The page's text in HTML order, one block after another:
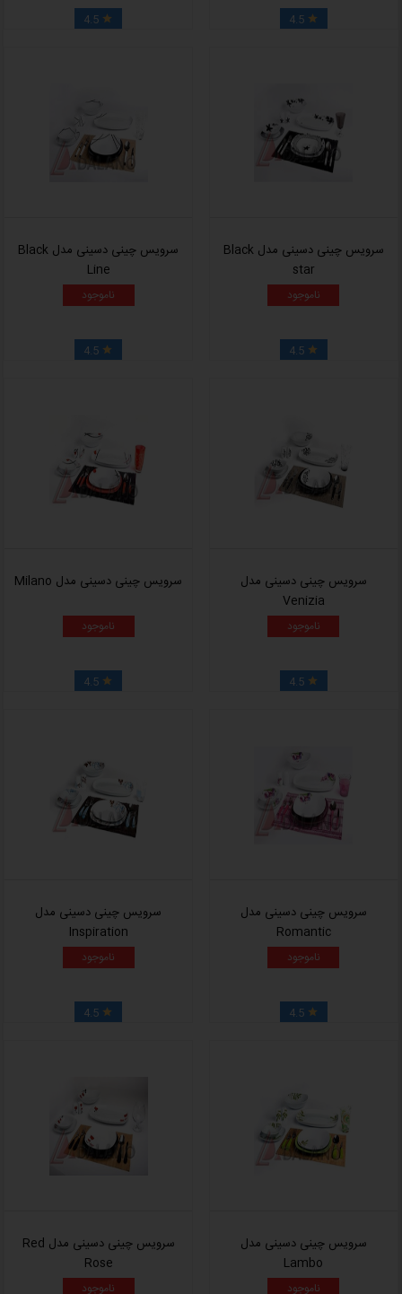

4.5

سرویس چینی دسینی مدل Black
star
ناموجود

4.5
سرویس چینی دسینی مدل Black
Line
ناموجود

سرویس چینی دسینی مدل
Venizia
ناموجود

4.5
سرویس چینی دسینی مدل Milano
ناموجود

سرویس چینی دسینی مدل
Romantic
ناموجود

4.5
سرویس چینی دسینی مدل
Inspiration
ناموجود

سرویس چینی دسینی مدل
Lambo
ناموجود
سرویس چینی دسینی مدل Red
Rose
ناموجود